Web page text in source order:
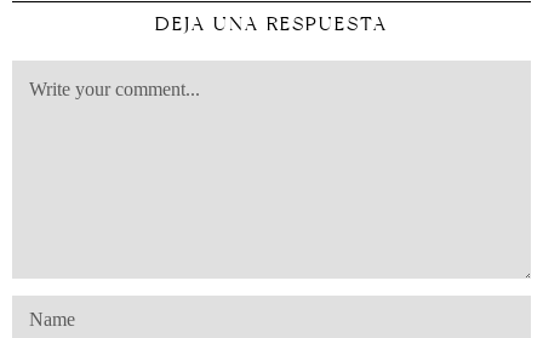
DEJA UNA RESPUESTA